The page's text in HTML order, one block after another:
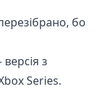
бо
з
Series.